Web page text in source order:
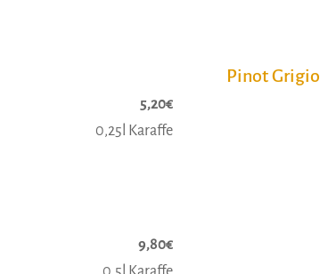
5,20€
0,25l Karaffe
9,80€
Pinot Grigio